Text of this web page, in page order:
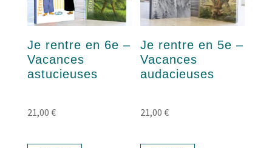
Je rentre en 6e –
Vacances
astucieuses
21,00 €
Je rentre en 5e –
Vacances
audacieuses
21,00€